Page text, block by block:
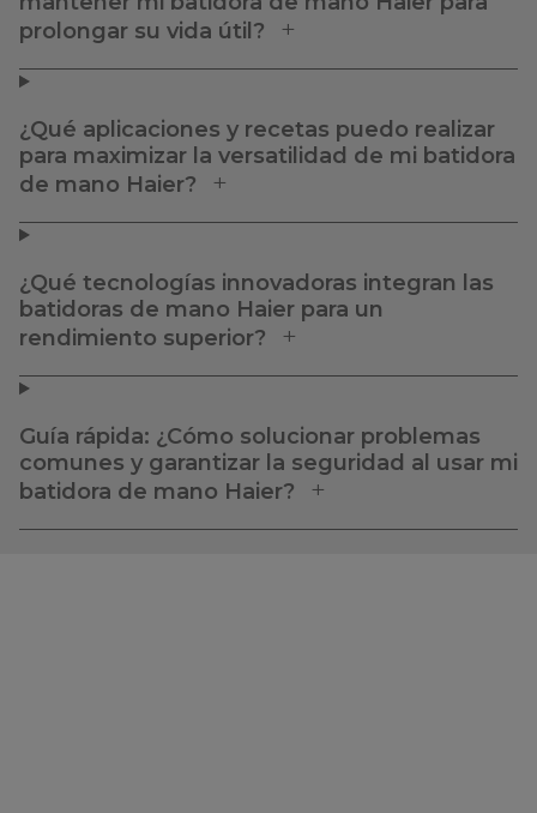
prolongar su vida útil?
¿Qué aplicaciones y recetas puedo realizar
para maximizar la versatilidad de mi batidora
de mano Haier?
¿Qué tecnologías innovadoras integran las
batidoras de mano Haier para un
rendimiento superior?
Guía rápida: ¿Cómo solucionar problemas
comunes y garantizar la seguridad al usar mi
batidora de mano Haier?